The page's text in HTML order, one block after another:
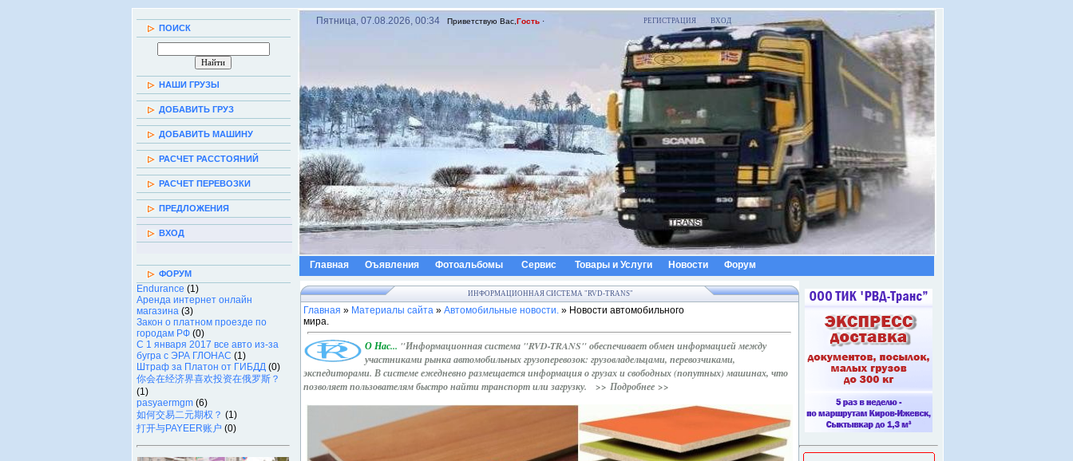
ПОИСК
НАШИ ГРУЗЫ
ДОБАВИТЬ ГРУЗ
ДОБАВИТЬ МАШИНУ
РАСЧЕТ РАССТОЯНИЙ
РАСЧЕТ ПЕРЕВОЗКИ
ПРЕДЛОЖЕНИЯ
ВХОД
ФОРУМ
Endurance (1)
Аренда интернет онлайн
магазина (3)
Закон о платном проезде по
городам РФ (0)
С 1 января 2017 все авто из-за
бугра с ЭРА ГЛОНАС (1)
Штраф за Платон от ГИБДД (0)
你会在经济界喜欢投资在俄罗斯？
(1)
pasyaermgm (6)
如何交易二元期权？ (1)
打开与PAYEER账户 (0)
Пятница, 07.08.2026, 00:34 Приветствую Вас, Гость· РЕГИСТРАЦИЯ ВХОД
Главная Оъявления Фотоальбомы Сервис Товары и Услуги Новости Форум
ИНФОРМАЦИОННАЯ СИСТЕМА "RVD-TRANS"
Главная » Материалы сайта» Автомобильные новости.» Новости автомобильного
мира.
О Нас... "Информационная система "RVD-TRANS"обеспечивает обмен информацией между
участниками рынкаавтомобильных грузоперевозок: грузовладельцами, перевозчиками,
экспедиторами. В системе ежедневно размещается информация о грузах и свободных (попутных) машинах, что
позволяет пользователям быстронайти транспорт или загрузку. >> Подробнее >>